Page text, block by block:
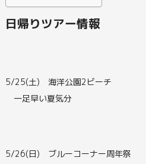
日帰りツアー情報
5/25(土) 海洋公園2ビーチ
一足早い夏気分
5/26(日) ブルーコーナー周年祭